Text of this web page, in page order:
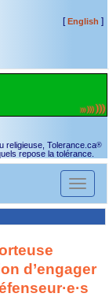
[English ]
religieuse, Tolerance.ca®
repose la tolérance.
Toggle
d’engager